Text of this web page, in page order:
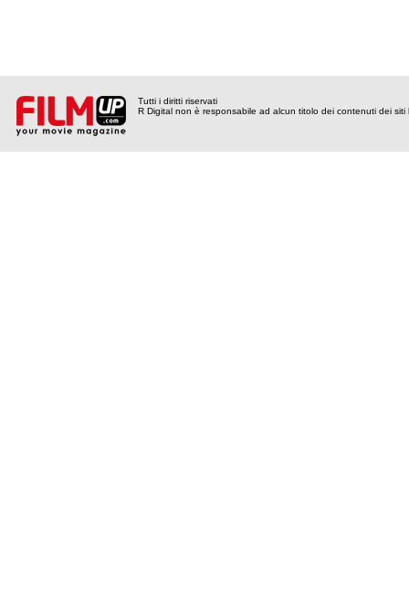
Tutti i diritti riservati
R Digital non è responsabile ad alcun titolo dei contenuti dei siti